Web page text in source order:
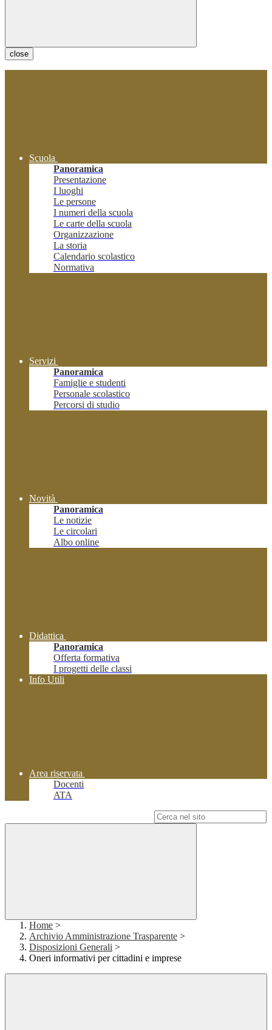
close
Scuola
Panoramica
Presentazione
I luoghi
Le persone
I numeri della scuola
Le carte della scuola
Organizzazione
La storia
Calendario scolastico
Normativa
Servizi
Panoramica
Famiglie e studenti
Personale scolastico
Percorsi di studio
Novità
Panoramica
Le notizie
Le circolari
Albo online
Didattica
Panoramica
Offerta formativa
I progetti delle classi
Info Utili
Area riservata
Docenti
ATA
Home >
Archivio Amministrazione Trasparente >
Disposizioni Generali >
Oneri informativi per cittadini e imprese